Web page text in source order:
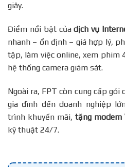
giây.
Điểm nổi bật củadịch vụ
nhanh – ổn định – giá hợp lý,
tập, làm việc online, xem phim
hệ thống camera giám sát.
Ngoài ra, FPT còn cung cấp gói
gia đình đến doanh nghiệp
trình khuyến mãi, tặng modem
kỹ thuật 24/7.